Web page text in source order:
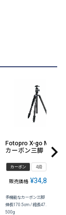
Fotopro X-go Max E
カーボン三脚
カーボン 4段
販売価格 ¥34,870
多機能なカーボン三脚
伸長170.5cm / 縮長47.5cm / 質
500g